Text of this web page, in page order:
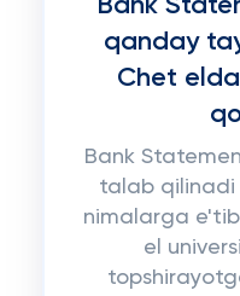
Bank
qanday
Chet elda
Bank
talab qilinadi
nimalarga
el